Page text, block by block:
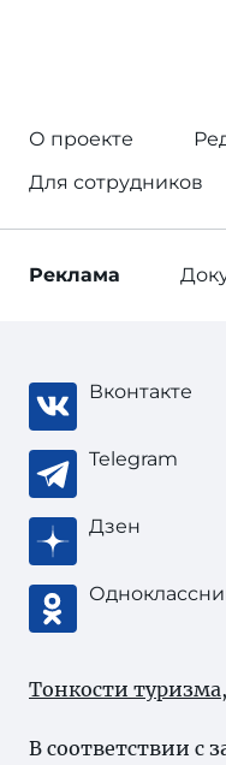
О проекте
Для сотрудников
Реклама
Вконтакте
Telegram
Дзен
Тонкости туризма
В соответствии с